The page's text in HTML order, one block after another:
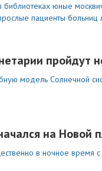
юные
пациенты
пройдут
модель Солнечной
на Новой
в ночное время